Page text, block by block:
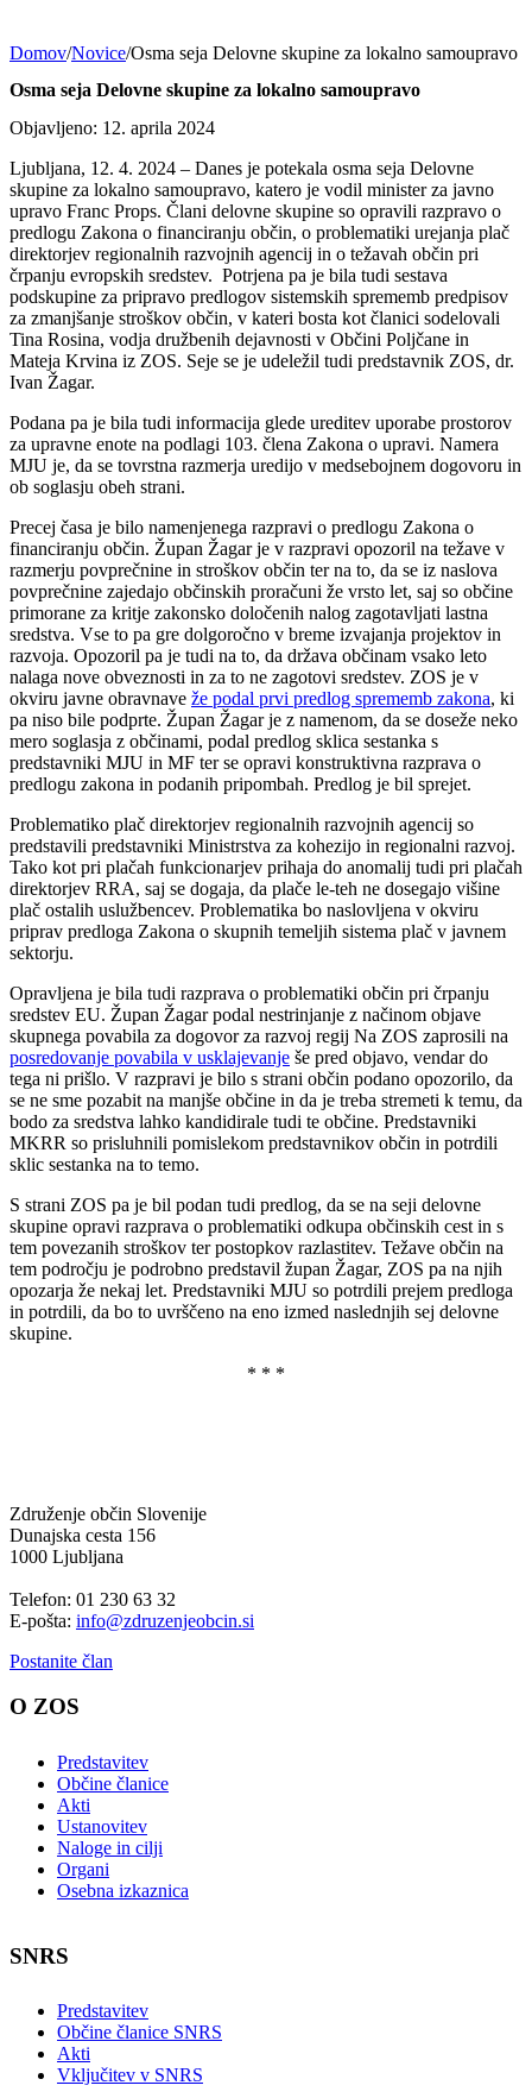
Domov/Novice/Osma seja Delovne skupine za lokalno samoupravo
Osma seja Delovne skupine za lokalno samoupravo
Objavljeno: 12. aprila 2024
Ljubljana, 12. 4. 2024 – Danes je potekala osma seja Delovne
skupine za lokalno samoupravo, katero je vodil minister za javno
upravo Franc Props. Člani delovne skupine so opravili razpravo o
predlogu Zakona o financiranju občin, o problematiki urejanja plač
direktorjev regionalnih razvojnih agencij in o težavah občin pri
črpanju evropskih sredstev. Potrjena pa je bila tudi sestava
podskupine za pripravo predlogov sistemskih sprememb predpisov
za zmanjšanje stroškov občin, v kateri bosta kot članici sodelovali
Tina Rosina, vodja družbenih dejavnosti v Občini Poljčane in
Mateja Krvina iz ZOS. Seje se je udeležil tudi predstavnik ZOS, dr.
Ivan Žagar.
Podana pa je bila tudi informacija glede ureditev uporabe prostorov
za upravne enote na podlagi 103. člena Zakona o upravi. Namera
MJU je, da se tovrstna razmerja uredijo v medsebojnem dogovoru in
ob soglasju obeh strani.
Precej časa je bilo namenjenega razpravi o predlogu Zakona o
financiranju občin. Župan Žagar je v razpravi opozoril na težave v
razmerju povprečnine in stroškov občin ter na to, da se iz naslova
povprečnine zajedajo občinskih proračuni že vrsto let, saj so občine
primorane za kritje zakonsko določenih nalog zagotavljati lastna
sredstva. Vse to pa gre dolgoročno v breme izvajanja projektov in
razvoja. Opozoril pa je tudi na to, da država občinam vsako leto
nalaga nove obveznosti in za to ne zagotovi sredstev. ZOS je v
okviru javne obravnave že podal prvi predlog sprememb zakona, ki
pa niso bile podprte. Župan Žagar je z namenom, da se doseže neko
mero soglasja z občinami, podal predlog sklica sestanka s
predstavniki MJU in MF ter se opravi konstruktivna razprava o
predlogu zakona in podanih pripombah. Predlog je bil sprejet.
Problematiko plač direktorjev regionalnih razvojnih agencij so
predstavili predstavniki Ministrstva za kohezijo in regionalni razvoj.
Tako kot pri plačah funkcionarjev prihaja do anomalij tudi pri plačah
direktorjev RRA, saj se dogaja, da plače le-teh ne dosegajo višine
plač ostalih uslužbencev. Problematika bo naslovljena v okviru
priprav predloga Zakona o skupnih temeljih sistema plač v javnem
sektorju.
Opravljena je bila tudi razprava o problematiki občin pri črpanju
sredstev EU. Župan Žagar podal nestrinjanje z načinom objave
skupnega povabila za dogovor za razvoj regij Na ZOS zaprosili na
posredovanje povabila v usklajevanje še pred objavo, vendar do
tega ni prišlo. V razpravi je bilo s strani občin podano opozorilo, da
se ne sme pozabit na manjše občine in da je treba stremeti k temu, da
bodo za sredstva lahko kandidirale tudi te občine. Predstavniki
MKRR so prisluhnili pomislekom predstavnikov občin in potrdili
sklic sestanka na to temo.
S strani ZOS pa je bil podan tudi predlog, da se na seji delovne
skupine opravi razprava o problematiki odkupa občinskih cest in s
tem povezanih stroškov ter postopkov razlastitev. Težave občin na
tem področju je podrobno predstavil župan Žagar, ZOS pa na njih
opozarja že nekaj let. Predstavniki MJU so potrdili prejem predloga
in potrdili, da bo to uvrščeno na eno izmed naslednjih sej delovne
skupine.
* * *
Združenje občin Slovenije
Dunajska cesta 156
1000 Ljubljana
Telefon: 01 230 63 32
E-pošta: info@zdruzenjeobcin.si
Postanite član
O ZOS
Predstavitev
Občine članice
Akti
Ustanovitev
Naloge in cilji
Organi
Osebna izkaznica
SNRS
Predstavitev
Občine članice SNRS
Akti
Vključitev v SNRS